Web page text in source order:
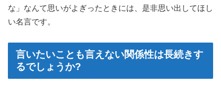
な」なんて思いがよぎったときには、是非思い出してほし
い名言です。
言いたいことも言えない関係性は長続きす
るでしょうか?